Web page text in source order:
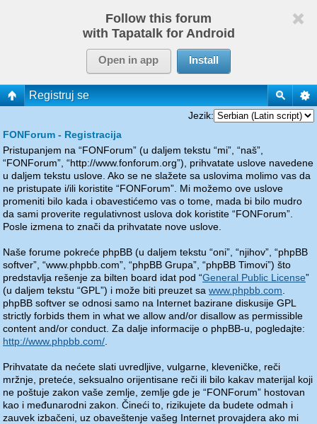
Follow this forum
with Tapatalk for Android
Open in app Install
Registruj se
Jezik:
FONForum - Registracija
Pristupanjem na “FONForum” (u daljem tekstu “mi”, “naš”,
“FONForum”, “http://www.fonforum.org”), prihvatate uslove navedene
u daljem tekstu uslove. Ako se ne slažete sa uslovima molimo vas da
ne pristupate i/ili koristite “FONForum”. Mi možemo ove uslove
promeniti bilo kada i obavestićemo vas o tome, mada bi bilo mudro
da sami proverite regulativnost uslova dok koristite “FONForum”.
Posle izmena to znači da prihvatate nove uslove.
Naše forume pokreće phpBB (u daljem tekstu “oni”, “njihov”, “phpBB
softver”, “www.phpbb.com”, “phpBB Grupa”, “phpBB Timovi”) što
predstavlja rešenje za bilten board idat pod “General Public License”
(u daljem tekstu “GPL”) i može biti preuzet sa www.phpbb.com
phpBB softver se odnosi samo na Internet bazirane diskusije GPL
strictly forbids them in what we allow and/or disallow as permissible
content and/or conduct. Za dalje informacije o phpBB-u, pogledajte:
http://www.phpbb.com/
Prihvatate da nećete slati uvredljive, vulgarne, kleveničke, reči
mržnje, preteće, seksualno orijentisane reči ili bilo kakav materijal koji
ne poštuje zakon vaše zemlje, zemlje gde je “FONForum” hostovan
kao i međunarodni zakon. Čineći to, rizikujete da budete odmah i
zauvek izbačeni, uz obaveštenje vašeg Internet provajdera ako mi